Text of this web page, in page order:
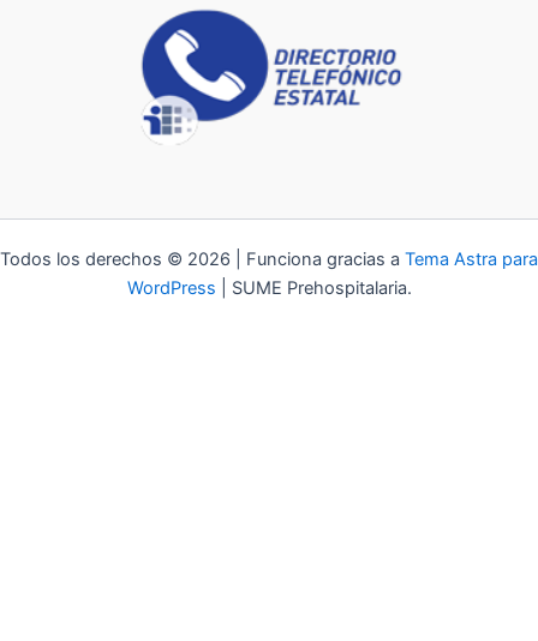
Todos los derechos © 2026 | Funciona gracias a Tema Astra para
WordPress | SUME Prehospitalaria.